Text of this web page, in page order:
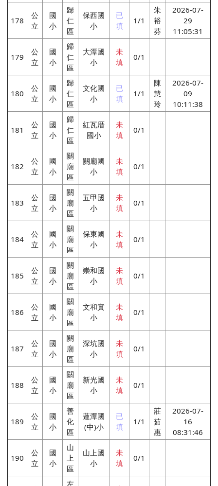
178
公
立
國
小
歸
仁
區
保西國
小
已
填
1/1
朱
裕
芬
2026-07-
29
11:05:31
179
公
立
國
小
歸
仁
區
大潭國
小
未
填
0/1
180
公
立
國
小
歸
仁
區
文化國
小
已
填
1/1
陳
慧
玲
2026-07-
09
10:11:38
181
公
立
國
小
歸
仁
區
紅瓦厝
國小
未
填
0/1
182
公
立
國
小
關
廟
區
關廟國
小
未
填
0/1
183
公
立
國
小
關
廟
區
五甲國
小
未
填
0/1
184
公
立
國
小
關
廟
區
保東國
小
未
填
0/1
185
公
立
國
小
關
廟
區
崇和國
小
未
填
0/1
186
公
立
國
小
關
廟
區
文和實
小
未
填
0/1
187
公
立
國
小
關
廟
區
深坑國
小
未
填
0/1
188
公
立
國
小
關
廟
區
新光國
小
未
填
0/1
189
公
立
國
小
善
化
區
蓮潭國
(中)小
已
填
1/1
莊
茹
惠
2026-07-
16
08:31:46
190
公
立
國
小
山
上
區
山上國
小
未
填
0/1
左